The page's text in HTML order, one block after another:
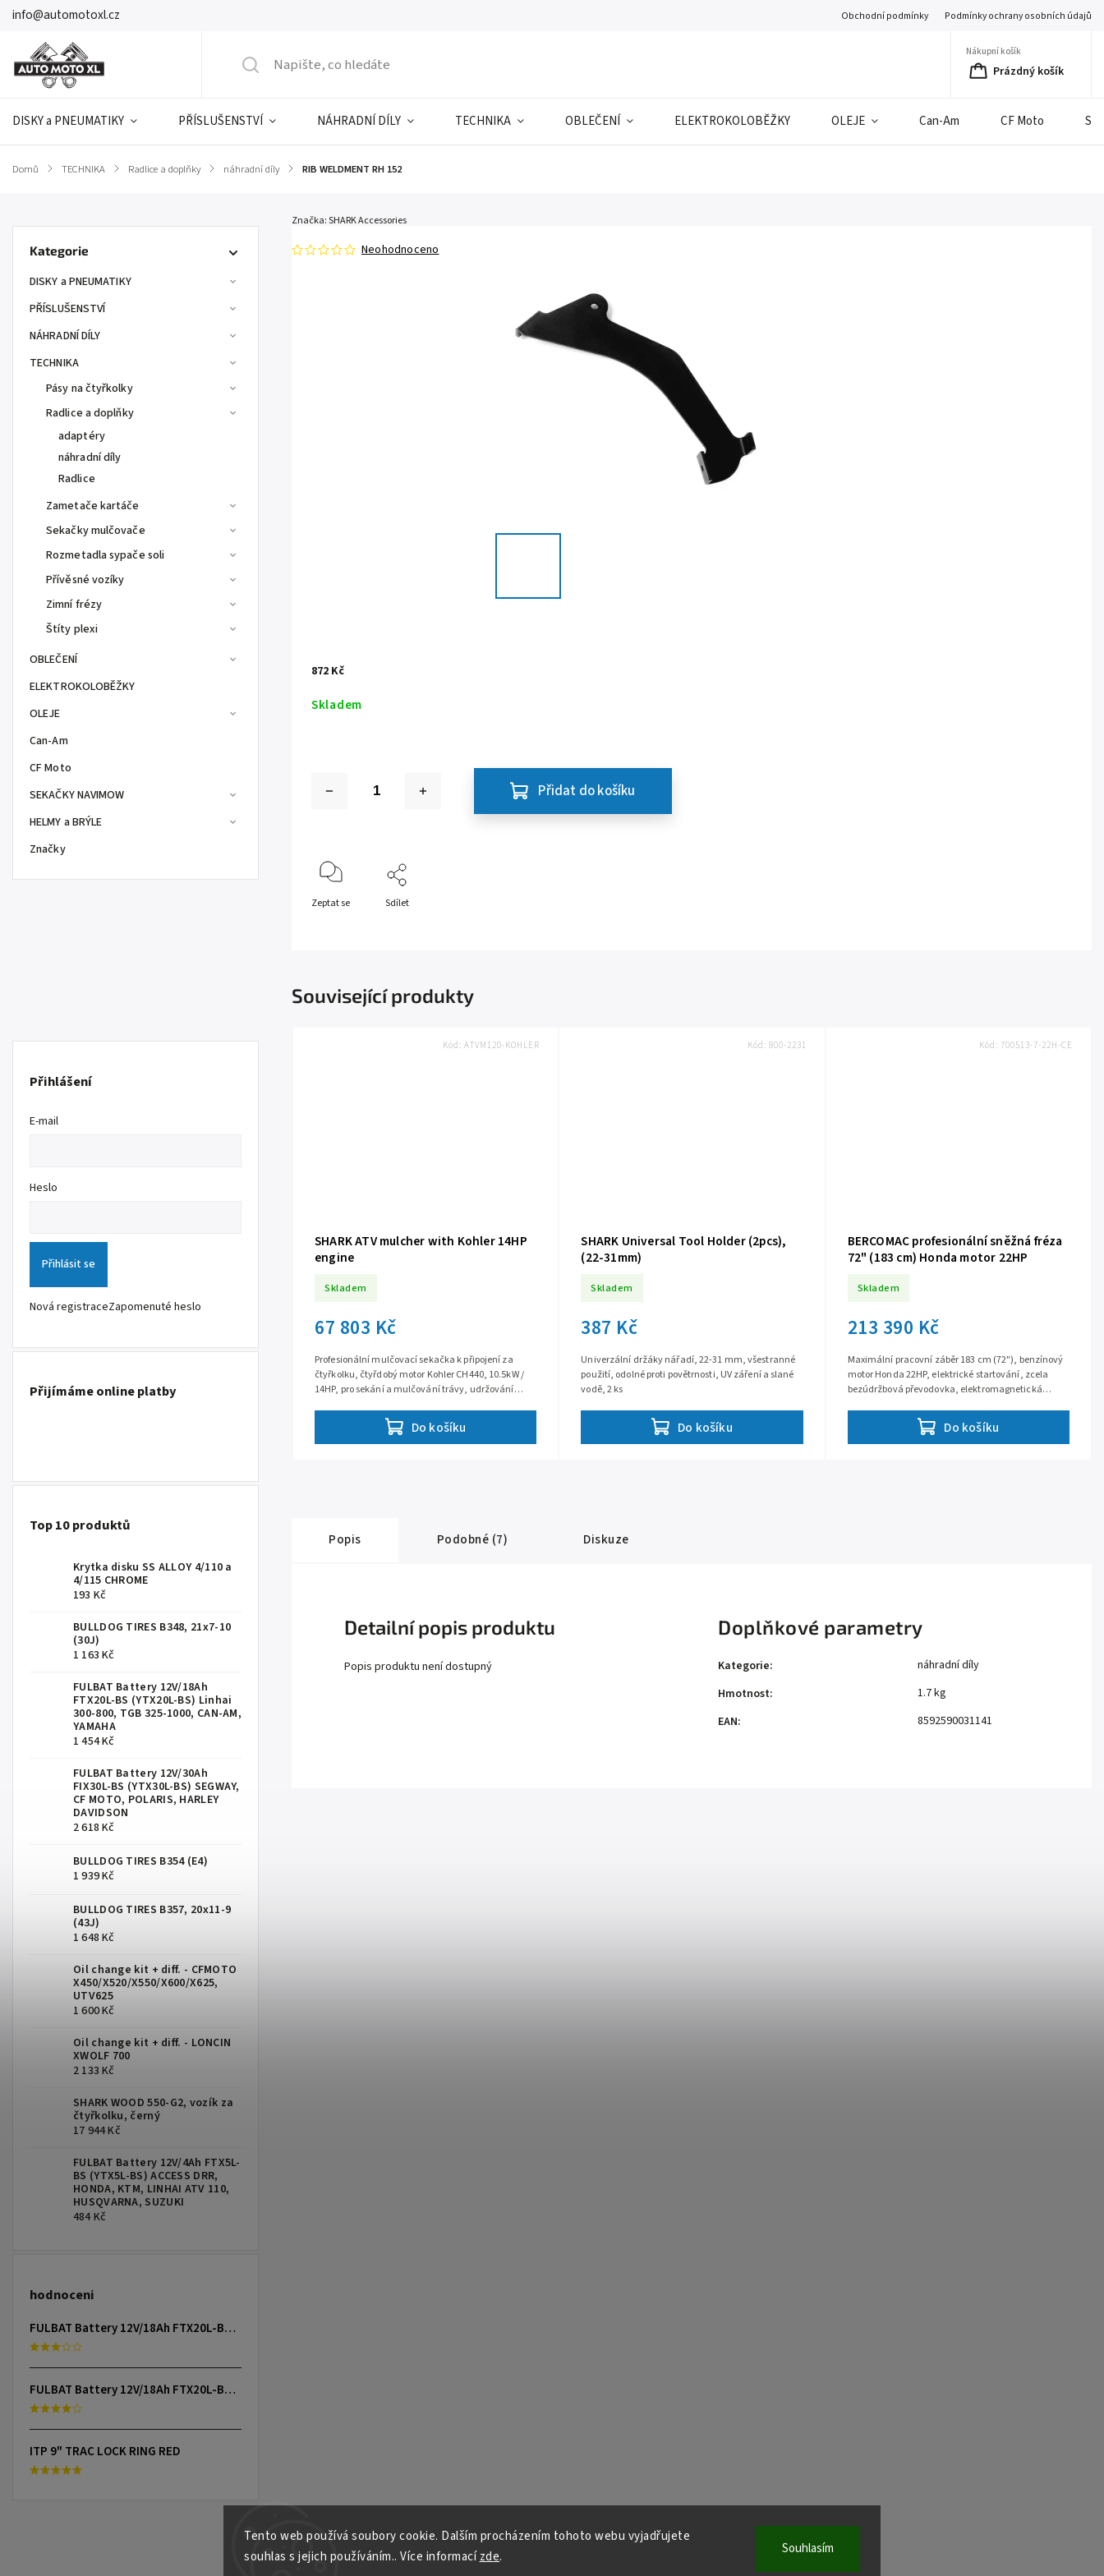
Tento web používá soubory cookie. Dalším procházením tohoto webu vyjadřujete
souhlas s jejich používáním.. Více informacízde. Souhlasím
info@automotoxl.cz Obchodní podmínky Podmínky ochrany osobních údajů
Nákupní košík
Prázdný košík
DISKY a PNEUMATIKY PŘÍSLUŠENSTVÍ NÁHRADNÍ DÍLY TECHNIKA OBLEČENÍ ELEKTROKOLOBĚŽKY OLEJE Can-Am CF Moto
Domů / TECHNIKA / Radlice a doplňky / náhradní díly / RIB WELDMENT RH 152
Kategorie
DISKY a PNEUMATIKY
PŘÍSLUŠENSTVÍ
NÁHRADNÍ DÍLY
TECHNIKA
Pásy na čtyřkolky
Radlice a doplňky
adaptéry
náhradní díly
Radlice
Zametače kartáče
Sekačky mulčovače
Rozmetadla sypače soli
Přívěsné vozíky
Zimní frézy
Štíty plexi
OBLEČENÍ
ELEKTROKOLOBĚŽKY
OLEJE
Can-Am
CF Moto
SEKAČKY NAVIMOW
HELMY a BRÝLE
Značky
Přihlášení
E-mail
Heslo
Přihlásit se
Nová registraceZapomenuté heslo
Přijímáme online platby
Top 10 produktů
Krytka disku SS ALLOY 4/110 a
4/115 CHROME
193 Kč
BULLDOG TIRES B348, 21x7-10
(30J)
1 163 Kč
FULBAT Battery 12V/18Ah
FTX20L-BS (YTX20L-BS) Linhai
300-800, TGB 325-1000, CAN-AM,
YAMAHA
1 454 Kč
FULBAT Battery 12V/30Ah
FIX30L-BS (YTX30L-BS) SEGWAY,
CF MOTO, POLARIS, HARLEY
DAVIDSON
2 618 Kč
BULLDOG TIRES B354 (E4)
1 939 Kč
BULLDOG TIRES B357, 20x11-9
(43J)
1 648 Kč
Oil change kit + diff. - CFMOTO
X450/X520/X550/X600/X625,
UTV625
1 600 Kč
Oil change kit + diff. - LONCIN
XWOLF 700
2 133 Kč
SHARK WOOD 550-G2, vozík za
čtyřkolku, černý
17 944 Kč
FULBAT Battery 12V/4Ah FTX5L-
BS (YTX5L-BS) ACCESS DRR,
HONDA, KTM, LINHAI ATV 110,
HUSQVARNA, SUZUKI
484 Kč
hodnoceni
FULBAT Battery 12V/18Ah FTX20L-BS (YTX20L-BS) Linhai 300-800, TGB 325-1000, CAN-AM, YAMAHA
FULBAT Battery 12V/18Ah FTX20L-BS (YTX20L-BS) Linhai 300-800, TGB 325-1000, CAN-AM, YAMAHA
ITP 9" TRAC LOCK RING RED
Neohodnoceno
Značka:SHARK Accessories
872 Kč
Skladem
Přidat do košíku
Zeptat se Sdílet
Související produkty
SHARK ATV mulcher with Kohler 14HP
engine
Skladem
67 803 Kč
Do košíku
Profesionální mulčovací sekačka k připojení za
čtyřkolku, čtyřdobý motor Kohler CH440, 10.5kW /
14HP, pro sekání a mulčování trávy, udržování
Kód:ATVM120-KOHLER
SHARK Universal Tool Holder (2pcs),
(22-31mm)
Skladem
387 Kč
Do košíku
Univerzální držáky nářadí, 22-31 mm, všestranné
použití, odolné proti povětrnosti, UV záření a slané
vodě, 2 ks
Kód: 800-2231
BERCOMAC profesionální sněžná fréza
72" (183 cm) Honda motor 22HP
Skladem
213 390 Kč
Do košíku
Maximální pracovní záběr 183 cm (72"), benzínový
motor Honda 22HP, elektrické startování, zcela
bezúdržbová převodovka, elektromagnetická
Kód: 700513-7-22H-CE
Popis Podobné (7) Diskuze
Detailní popis produktu
Popis produktu není dostupný
Doplňkové parametry
Kategorie:
náhradní díly
Hmotnost:
1.7 kg
EAN: 8592590031141